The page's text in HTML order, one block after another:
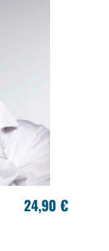
24,90 €